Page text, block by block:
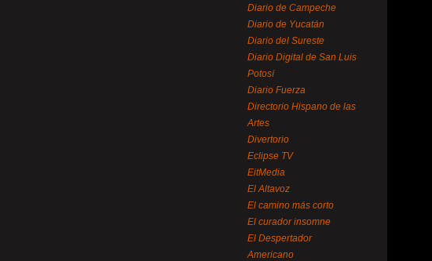
Diario de Campeche
Diario de Yucatán
Diario del Sureste
Diario Digital de San Luis
Potosí
Diario Fuerza
Directorio Hispano de las
Artes
Divertorio
Eclipse TV
EitMedia
El Altavoz
El camino más corto
El curador insomne
El Despertador
Americano